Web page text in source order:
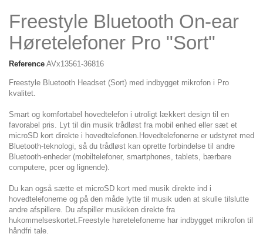
Freestyle Bluetooth On-ear
Høretelefoner Pro "Sort"
Reference AVx13561-36816
Freestyle Bluetooth Headset (Sort) med indbygget mikrofon i Pro
kvalitet.
Smart og komfortabel hovedtelefon i utroligt lækkert design til en
favorabel pris. Lyt til din musik trådløst fra mobil enhed eller sæt et
microSD kort direkte i hovedtelefonen. Hovedtelefonerne er udstyret med
Bluetooth-teknologi, så du trådløst kan oprette forbindelse til andre
Bluetooth-enheder (mobiltelefoner, smartphones, tablets, bærbare
computere, pcer og lignende).
Du kan også sætte et microSD kort med musik direkte ind i
hovedtelefonerne og på den måde lytte til musik uden at skulle tilslutte
andre afspillere. Du afspiller musikken direkte fra
hukommelseskortet. Freestyle høretelefonerne har indbygget mikrofon til
håndfri tale.